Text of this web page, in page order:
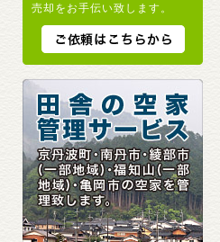
売却をお手伝い致します。